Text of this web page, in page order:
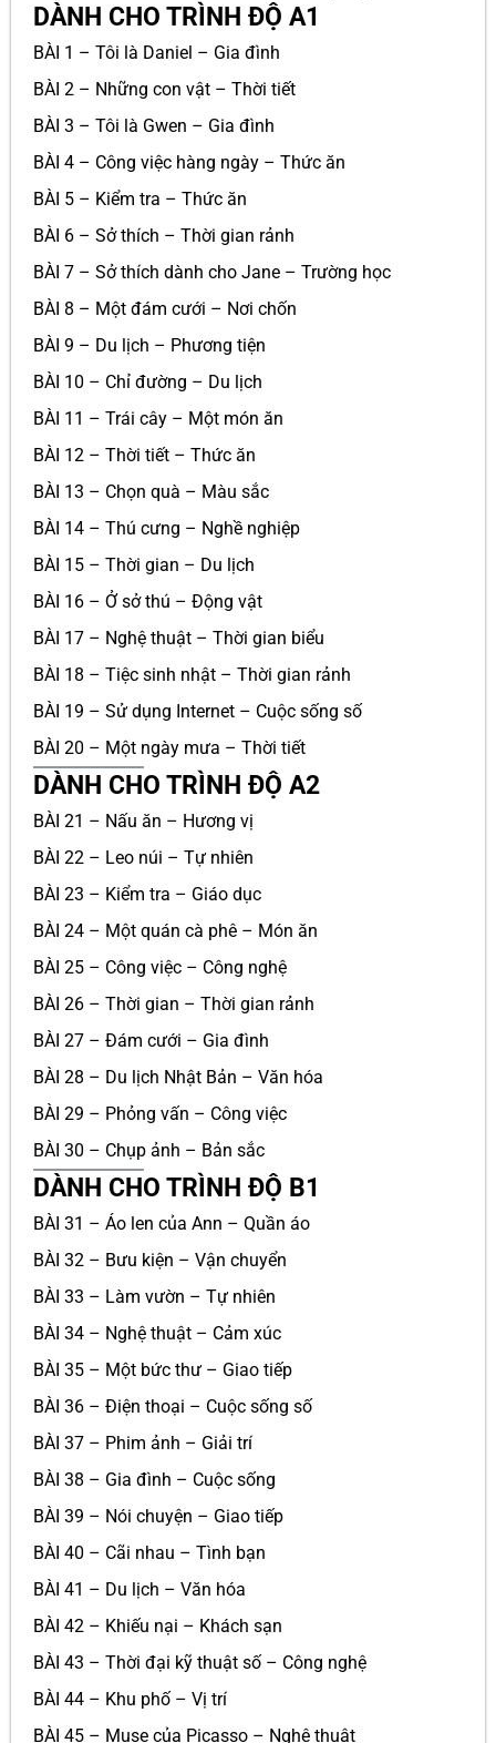
DÀNH CHO TRÌNH ĐỘ A1
BÀI 1 – Tôi là Daniel – Gia đình
BÀI 2 – Những con vật – Thời tiết
BÀI 3 – Tôi là Gwen – Gia đình
BÀI 4 – Công việc hàng ngày – Thức ăn
BÀI 5 – Kiểm tra – Thức ăn
BÀI 6 – Sở thích – Thời gian rảnh
BÀI 7 – Sở thích dành cho Jane – Trường học
BÀI 8 – Một đám cưới – Nơi chốn
BÀI 9 – Du lịch – Phương tiện
BÀI 10 – Chỉ đường – Du lịch
BÀI 11 – Trái cây – Một món ăn
BÀI 12 – Thời tiết – Thức ăn
BÀI 13 – Chọn quà – Màu sắc
BÀI 14 – Thú cưng – Nghề nghiệp
BÀI 15 – Thời gian – Du lịch
BÀI 16 – Ở sở thú – Động vật
BÀI 17 – Nghệ thuật – Thời gian biểu
BÀI 18 – Tiệc sinh nhật – Thời gian rảnh
BÀI 19 – Sử dụng Internet – Cuộc sống số
BÀI 20 – Một ngày mưa – Thời tiết
DÀNH CHO TRÌNH ĐỘ A2
BÀI 21 – Nấu ăn – Hương vị
BÀI 22 – Leo núi – Tự nhiên
BÀI 23 – Kiểm tra – Giáo dục
BÀI 24 – Một quán cà phê – Món ăn
BÀI 25 – Công việc – Công nghệ
BÀI 26 – Thời gian – Thời gian rảnh
BÀI 27 – Đám cưới – Gia đình
BÀI 28 – Du lịch Nhật Bản – Văn hóa
BÀI 29 – Phỏng vấn – Công việc
BÀI 30 – Chụp ảnh – Bản sắc
DÀNH CHO TRÌNH ĐỘ B1
BÀI 31 – Áo len của Ann – Quần áo
BÀI 32 – Bưu kiện – Vận chuyển
BÀI 33 – Làm vườn – Tự nhiên
BÀI 34 – Nghệ thuật – Cảm xúc
BÀI 35 – Một bức thư – Giao tiếp
BÀI 36 – Điện thoại – Cuộc sống số
BÀI 37 – Phim ảnh – Giải trí
BÀI 38 – Gia đình – Cuộc sống
BÀI 39 – Nói chuyện – Giao tiếp
BÀI 40 – Cãi nhau – Tình bạn
BÀI 41 – Du lịch – Văn hóa
BÀI 42 – Khiếu nại – Khách sạn
BÀI 43 – Thời đại kỹ thuật số – Công nghệ
BÀI 44 – Khu phố – Vị trí
BÀI 45 – Muse của Picasso – Nghệ thuật